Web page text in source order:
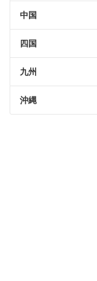
中国
四国
九州
沖縄